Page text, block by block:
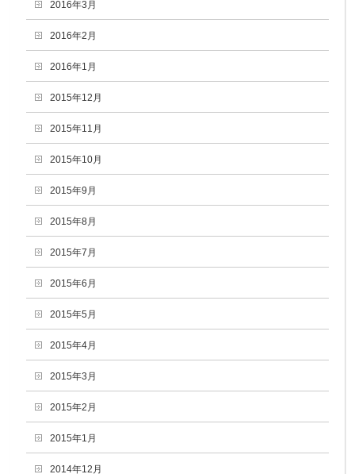
2016年3月
2016年2月
2016年1月
2015年12月
2015年11月
2015年10月
2015年9月
2015年8月
2015年7月
2015年6月
2015年5月
2015年4月
2015年3月
2015年2月
2015年1月
2014年12月